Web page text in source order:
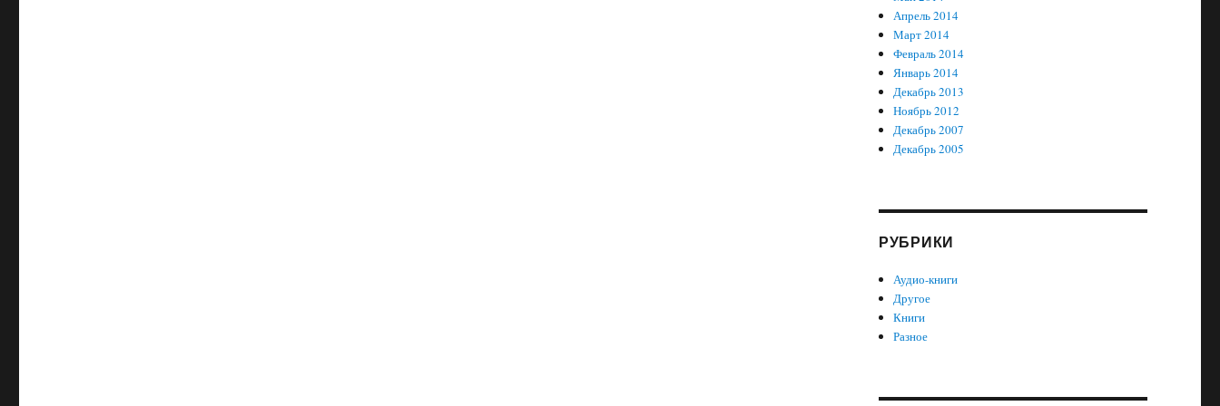
Апрель 2014
Март 2014
Февраль 2014
Январь 2014
Декабрь 2013
Ноябрь 2012
Декабрь 2007
Декабрь 2005
РУБРИКИ
Аудио-книги
Другое
Книги
Разное